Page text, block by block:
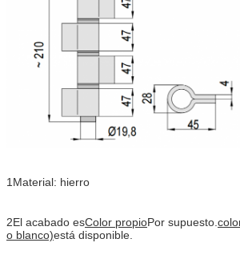
1Material: hierro
2El acabado esColor propioPor supuesto.
o blanco)está disponible.